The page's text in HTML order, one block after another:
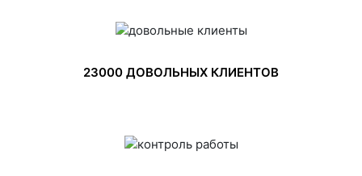
23000 ДОВОЛЬНЫХ КЛИЕНТОВ